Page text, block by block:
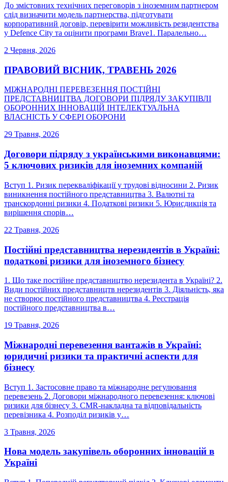
До змістовних технічних переговорів з іноземним партнером
слід визначити модель партнерства, підготувати
корпоративний договір, перевірити можливість резидентства
у Defence City та оцінити програми Brave1. Паралельно…
2 Червня, 2026
ПРАВОВИЙ ВІСНИК, ТРАВЕНЬ 2026
МІЖНАРОДНІ ПЕРЕВЕЗЕННЯ ПОСТІЙНІ
ПРЕДСТАВНИЦТВА ДОГОВОРИ ПІДРЯДУ ЗАКУПІВЛІ
ОБОРОННИХ ІННОВАЦІЙ ІНТЕЛЕКТУАЛЬНА
ВЛАСНІСТЬ У СФЕРІ ОБОРОНИ
29 Травня, 2026
Договори підряду з українськими виконавцями:
5 ключових ризиків для іноземних компаній
Вступ 1. Ризик перекваліфікації у трудові відносини 2. Ризик
виникнення постійного представництва 3. Валютні та
транскордонні ризики 4. Податкові ризики 5. Юрисдикція та
вирішення спорів…
22 Травня, 2026
Постійні представництва нерезидентів в Україні:
податкові ризики для іноземного бізнесу
1. Що таке постійне представництво нерезидента в Україні? 2.
Види постійних представництв нерезидентів 3. Діяльність, яка
не створює постійного представництва 4. Реєстрація
постійного представництва в…
19 Травня, 2026
Міжнародні перевезення вантажів в Україні:
юридичні ризики та практичні аспекти для
бізнесу
Вступ 1. Застосовне право та міжнародне регулювання
перевезень 2. Договори міжнародного перевезення: ключові
ризики для бізнесу 3. CMR-накладна та відповідальність
перевізника 4. Розподіл ризиків у…
3 Травня, 2026
Нова модель закупівель оборонних інновацій в
Україні